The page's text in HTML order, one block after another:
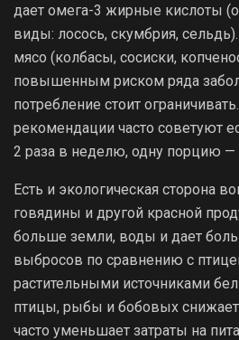
дает омега-3 жирные кислоты
виды: лосось, скумбрия,
мясо (колбасы, сосиски,
повышенным риском ряда
потребление стоит
рекомендации часто советуют
2 раза в неделю, одну порцию
Есть и экологическая сторона
говядины и другой красной
больше земли, воды и дает
выбросов по сравнению с
растительными источниками
птицы, рыбы и бобовых
часто уменьшает затраты на